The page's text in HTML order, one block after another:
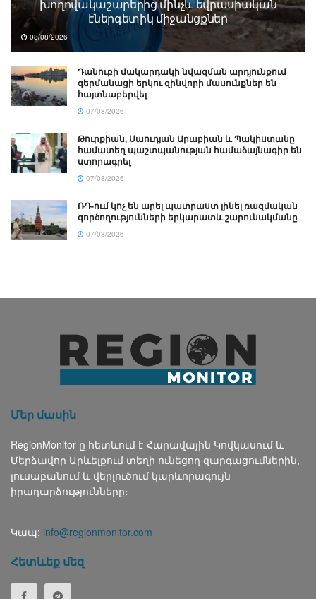
խողովակաշարերից մինչև եվրասիական
էներգետիկ միջանցքներ
08/08/2026
Դանուբի մակարդակի նվազման արդյունքում
գերմանացի երկու զինվորի մասունքներ են
հայտնաբերվել
07/08/2026
Թուրքիան, Սաուդյան Արաբիան և Պակիստանը
համատեղ պաշտպանության համաձայնագիր են
ստորագրել
07/08/2026
ՌԴ-ում կոչ են արել պատրաստ լինել ռազմական
գործողությունների երկարատև շարունակմանը
07/08/2026
Մեր մասին
RegionMonitor-ը հետևում է Հարավային Կովկասում և
Մերձավոր Արևելքում տեղի ունեցող զարգացումներին,
լուսաբանում և վերլուծում կարևորագույն
իրադարձությունները։
Կապ: info@regionmonitor.com
Հետևեք մեզ